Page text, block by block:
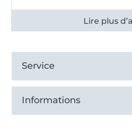
Voir tous les 11496
Service
Informations